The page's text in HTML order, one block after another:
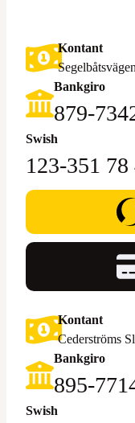
Kontant
Bankgiro
879-
Swish
123-351 78
Kontant
Cederströms
Bankgiro
895-
Swish